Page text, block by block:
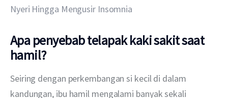
Nyeri Hingga Mengusir Insomnia
Apa penyebab telapak kaki sakit saat
hamil?
Seiring dengan perkembangan si kecil di dalam
kandungan, ibu hamil mengalami banyak sekali